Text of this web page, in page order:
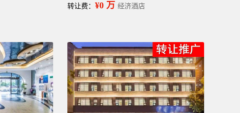
转让费： ¥0 万 经济酒店